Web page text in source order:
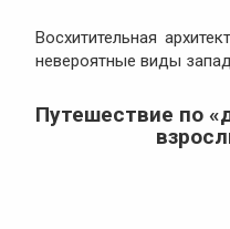
Восхитительная
невероятные виды
Путешествие по